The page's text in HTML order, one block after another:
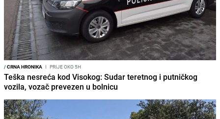
/CRNA HRONIKA I PRIJE OKO 5H
Teška nesreća kod Visokog: Sudar teretnog i putničkog
vozila, vozač prevezen u bolnicu